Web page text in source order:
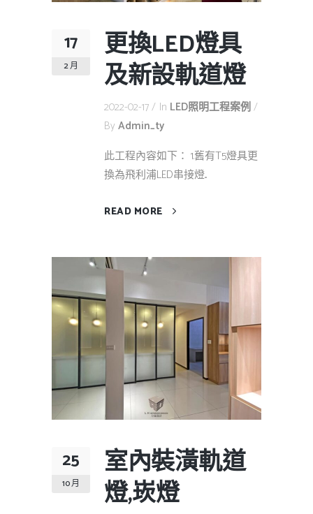
17
2 月
更換LED燈具
及新設軌道燈
2022-02-17 In LED照明工程案例
By Admin_ty
此工程內容如下： 1.舊有T5燈具更
換為飛利浦LED串接燈...
READ MORE
25
10 月
室內裝潢軌道
燈,崁燈